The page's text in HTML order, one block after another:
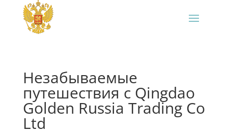
Незабываемые
путешествия с Qingdao
Golden Russia Trading Co
Ltd